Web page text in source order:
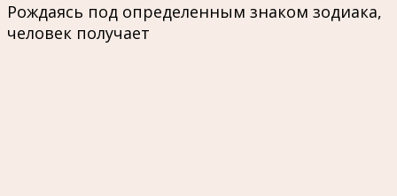
Рождаясь под определенным знаком зодиака,
человек получает